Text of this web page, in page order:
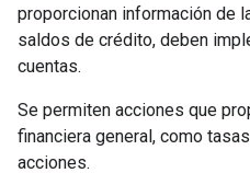
proporcionan información de
saldos de crédito, deben
cuentas.
Se permiten acciones que
financiera general, como
acciones.